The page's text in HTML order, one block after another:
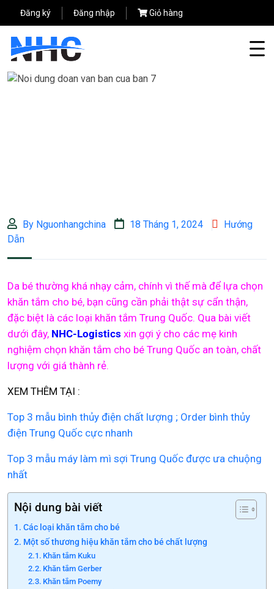
Đăng ký Đăng nhập Giỏ hàng
By Nguonhangchina 18 Tháng 1, 2024
Hướng
Dẫn
Da bé thường khá nhạy cảm, chính vì thế mà để lựa chọn
khăn tắm cho bé, bạn cũng cần phải thật sự cẩn thận,
đặc biệt là các loại khăn tắm Trung Quốc. Qua bài viết
dưới đây, NHC-Logistics xin gợi ý cho các mẹ kinh
nghiệm chọn khăn tắm cho bé Trung Quốc an toàn, chất
lượng với giá thành rẻ.
XEM THÊM TẠI :
Top 3 mẫu bình thủy điện chất lượng ; Order bình thủy
điện Trung Quốc cực nhanh
Top 3 mẫu máy làm mì sợi Trung Quốc được ưa chuộng
nhất
Nội dung bài viết
Các loại khăn tắm cho bé
Một số thương hiệu khăn tắm cho bé chất lượng
Khăn tắm Kuku
Khăn tắm Gerber
Khăn tắm Poemy